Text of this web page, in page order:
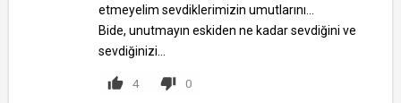
etmeyelim sevdiklerimizin umutlarını...
Bide, unutmayın eskiden ne kadar sevdiğini ve
sevdiğinizi...
4 0